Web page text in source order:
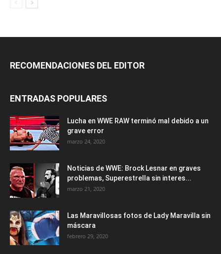
RECOMENDACIONES DEL EDITOR
ENTRADAS POPULARES
Lucha en WWE RAW terminó mal debido a un
grave error
marzo 24, 2020
Noticias de WWE: Brock Lesnar en graves
problemas, Superestrella sin interes...
marzo 21, 2020
Las Maravillosas fotos de Lady Maravilla sin
máscara
febrero 29, 2020